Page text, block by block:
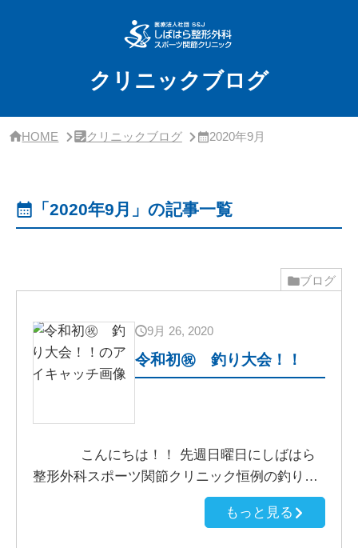
クリニックブログ
HOME クリニックブログ 2020年9月
「2020年9月」の記事一覧
ブログ
9月 26, 2020
令和初㊗ 釣り大会！！
こんにちは！！ 先週日曜日にしばはら
整形外科スポーツ関節クリニック恒例の釣り…
もっと見る